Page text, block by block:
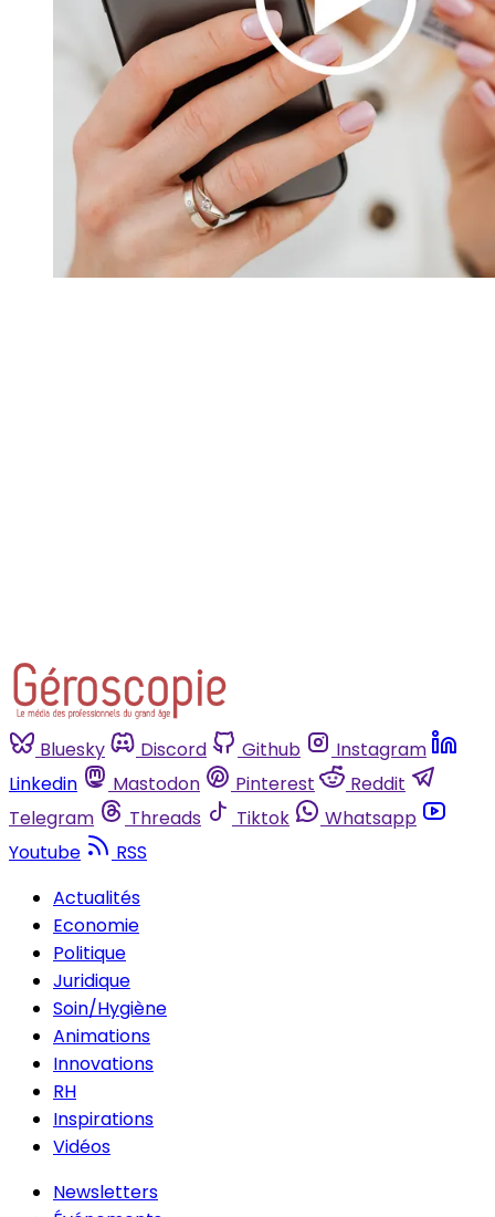
Bluesky Discord Github
Instagram
Linkedin
Mastodon Pinterest
Reddit
Telegram
Threads Tiktok
Whatsapp
Youtube
RSS
Actualités
Economie
Politique
Juridique
Soin/Hygiène
Animations
Innovations
RH
Inspirations
Vidéos
Newsletters